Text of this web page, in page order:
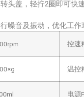
头盖，轻拧2圈即可快
噪音及振动，优化工作
控速
温控
电源